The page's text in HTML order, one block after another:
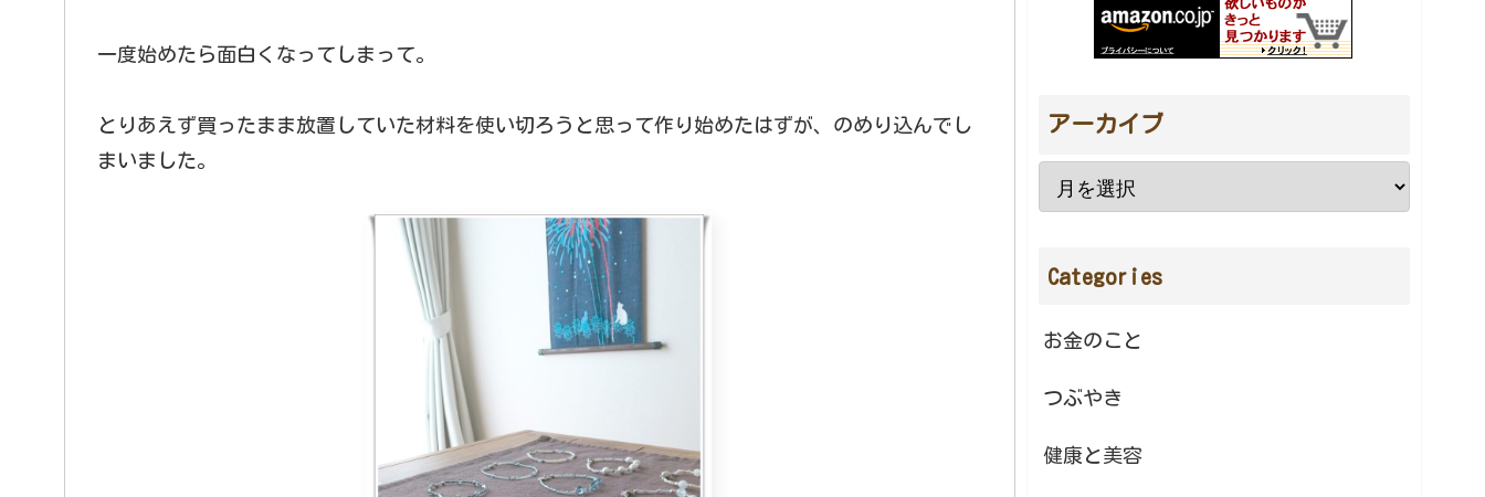
一度始めたら面白くなってしまって。
とりあえず買ったまま放置していた材料を使い切ろうと思って作り始めたはずが、のめり込んでし
まいました。
アーカイブ
Categories
お金のこと
つぶやき
健康と美容